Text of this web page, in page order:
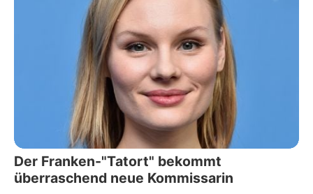
Der Franken-"Tatort" bekommt
überraschend neue Kommissarin